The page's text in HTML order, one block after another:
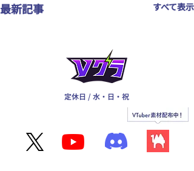
最新記事 すべて表示
定休日 / 水・日・祝